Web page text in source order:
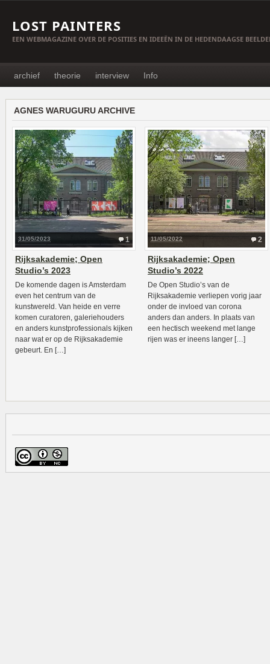
LOST PAINTERS
EEN WEBMAGAZINE OVER DE POSITIES EN IDEEËN IN DE HEDENDAAGSE
archief theorie interview Info
AGNES WARUGURU ARCHIVE
1
31/05/2023
Rijksakademie; Open
Studio’s 2023
De komende dagen is Amsterdam
even het centrum van de
kunstwereld. Van heide en verre
komen curatoren, galeriehouders
en anders kunstprofessionals kijken
naar wat er op de Rijksakademie
gebeurt. En […]
2
11/05/2022
Rijksakademie; Open
Studio’s 2022
De Open Studio’s van de
Rijksakademie verliepen vorig jaar
onder de invloed van corona
anders dan anders. In plaats van
een hectisch weekend met lange
rijen was er ineens langer […]